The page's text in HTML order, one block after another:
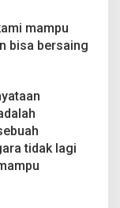
mampu
bisa bersaing
tidak lagi